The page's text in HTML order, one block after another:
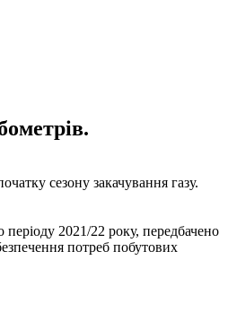
сезону закачування газу.
2021/22 року, передбачено
потреб побутових